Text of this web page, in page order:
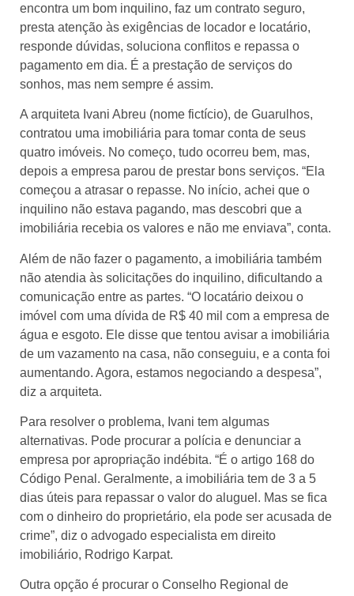
encontra um bom inquilino, faz um contrato seguro,
presta atenção às exigências de locador e locatário,
responde dúvidas, soluciona conflitos e repassa o
pagamento em dia. É a prestação de serviços do
sonhos, mas nem sempre é assim.
A arquiteta Ivani Abreu (nome fictício), de Guarulhos,
contratou uma imobiliária para tomar conta de seus
quatro imóveis. No começo, tudo ocorreu bem, mas,
depois a empresa parou de prestar bons serviços. “Ela
começou a atrasar o repasse. No início, achei que o
inquilino não estava pagando, mas descobri que a
imobiliária recebia os valores e não me enviava”, conta.
Além de não fazer o pagamento, a imobiliária também
não atendia às solicitações do inquilino, dificultando a
comunicação entre as partes. “O locatário deixou o
imóvel com uma dívida de R$ 40 mil com a empresa de
água e esgoto. Ele disse que tentou avisar a imobiliária
de um vazamento na casa, não conseguiu, e a conta foi
aumentando. Agora, estamos negociando a despesa”,
diz a arquiteta.
Para resolver o problema, Ivani tem algumas
alternativas. Pode procurar a polícia e denunciar a
empresa por apropriação indébita. “É o artigo 168 do
Código Penal. Geralmente, a imobiliária tem de 3 a 5
dias úteis para repassar o valor do aluguel. Mas se fica
com o dinheiro do proprietário, ela pode ser acusada de
crime”, diz o advogado especialista em direito
imobiliário, Rodrigo Karpat.
Outra opção é procurar o Conselho Regional de